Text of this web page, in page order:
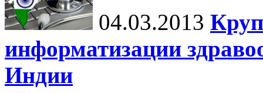
04.03.2013
информатизации
Индии